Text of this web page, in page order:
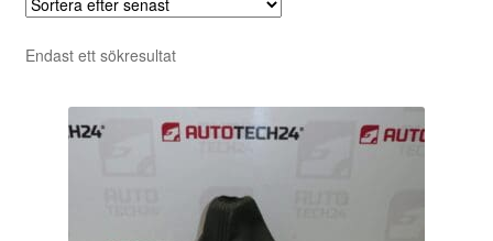
Kolla upp
Kontakt
Endast ett sökresultat